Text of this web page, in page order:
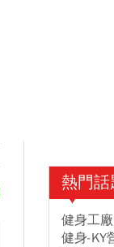
熱門話
健身工
健身-KY